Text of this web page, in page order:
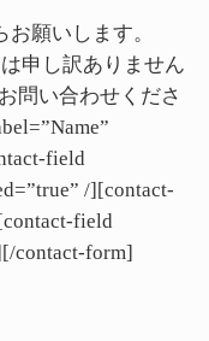
願いします。
申し訳ありません
問い合わせくださ
field
/][contact-
field
contact-form]